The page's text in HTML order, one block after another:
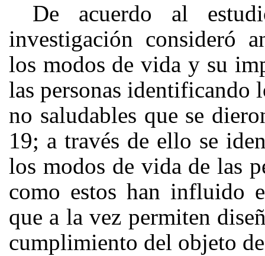
De acuerdo al
investigación consideró
los modos de vida y su
las personas identificando
no saludables que se
19; a través de ello se
los modos de vida de las
como estos han influido
que a la vez permiten
cumplimiento del objeto